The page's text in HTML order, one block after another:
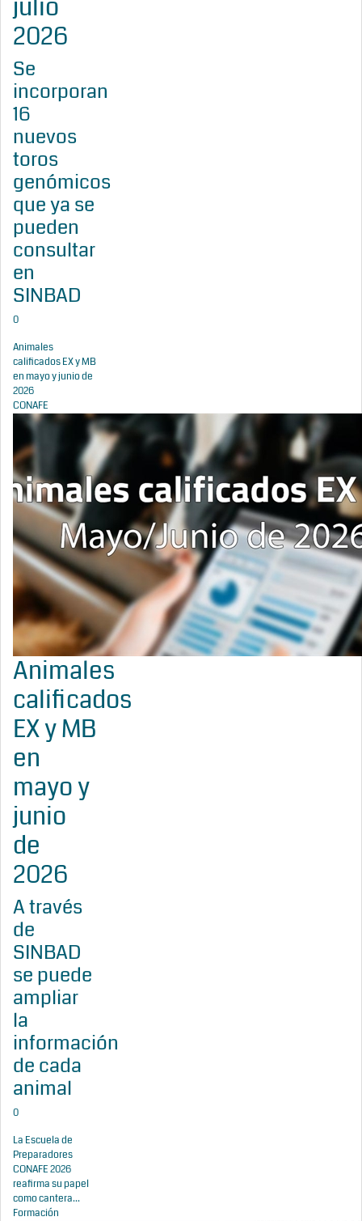
julio
2026
Se
incorporan
16
nuevos
toros
genómicos
que ya se
pueden
consultar
en
SINBAD
0
Animales
calificados EX y MB
en mayo y junio de
2026
CONAFE
Animales
calificados
EX y MB
en
mayo y
junio
de
2026
A través
de
SINBAD
se puede
ampliar
la
información
de cada
animal
0
La Escuela de
Preparadores
CONAFE 2026
reafirma su papel
como cantera...
Formación